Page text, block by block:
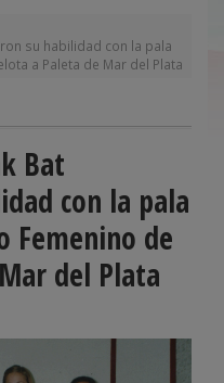
su habilidad con la pala
a Paleta de Mar del Plata
Bat
con la pala
Femenino de
del Plata